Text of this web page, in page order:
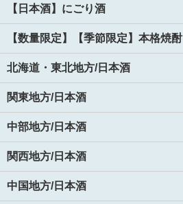
【日本酒】にごり酒
【数量限定】【季節限定】本格焼酎
北海道・東北地方/日本酒
関東地方/日本酒
中部地方/日本酒
関西地方/日本酒
中国地方/日本酒